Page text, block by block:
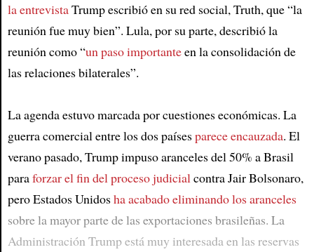
la entrevistaTrump escribió en su red social, Truth, que “la
reunión fue muy bien”. Lula, por su parte, describió la
reunión como “un paso importanteen la consolidación de
las relaciones bilaterales”.
La agenda estuvo marcada por cuestiones económicas. La
guerra comercial entre los dos paísesparece encauzada. El
verano pasado, Trump impuso aranceles del 50% a Brasil
paraforzar el fin del proceso judicialcontra Jair Bolsonaro,
pero Estados Unidosha acabado eliminando los aranceles
sobre la mayor parte de las exportaciones brasileñas. La
Administración Trump está muy interesada en las reservas